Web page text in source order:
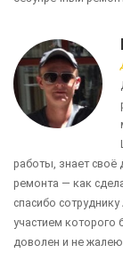
работы, знает
ремонта — как
спасибо
участием которого
доволен и не